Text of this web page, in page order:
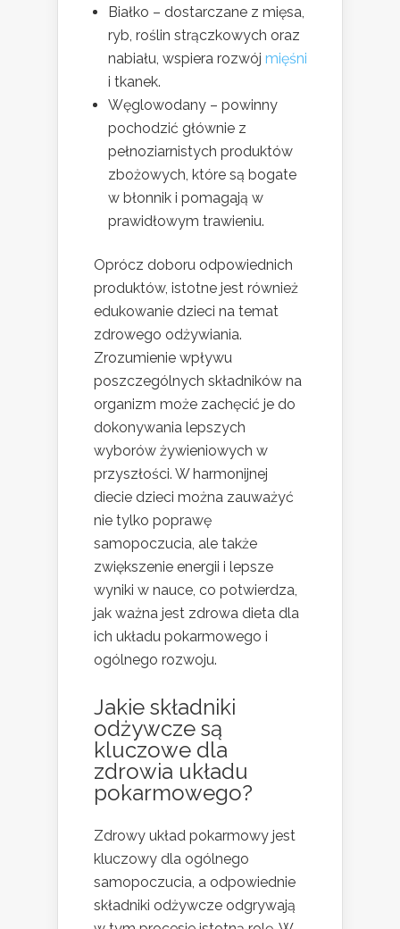
Białko – dostarczane z mięsa,
ryb, roślin strączkowych oraz
nabiału, wspiera rozwój mięśni
i tkanek.
Węglowodany – powinny
pochodzić głównie z
pełnoziarnistych produktów
zbożowych, które są bogate
w błonnik i pomagają w
prawidłowym trawieniu.
Oprócz doboru odpowiednich
produktów, istotne jest również
edukowanie dzieci na temat
zdrowego odżywiania.
Zrozumienie wpływu
poszczególnych składników na
organizm może zachęcić je do
dokonywania lepszych
wyborów żywieniowych w
przyszłości. W harmonijnej
diecie dzieci można zauważyć
nie tylko poprawę
samopoczucia, ale także
zwiększenie energii i lepsze
wyniki w nauce, co potwierdza,
jak ważna jest zdrowa dieta dla
ich układu pokarmowego i
ogólnego rozwoju.
Jakie składniki
odżywcze są
kluczowe dla
zdrowia układu
pokarmowego?
Zdrowy układ pokarmowy jest
kluczowy dla ogólnego
samopoczucia, a odpowiednie
składniki odżywcze odgrywają